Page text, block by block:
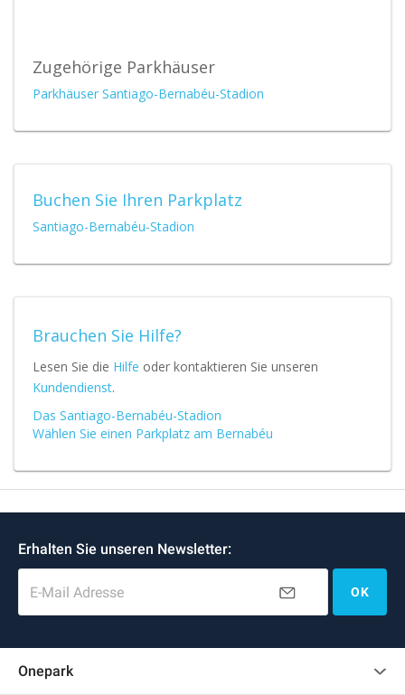
Zugehörige Parkhäuser
Parkhäuser Santiago-Bernabéu-Stadion
Buchen Sie Ihren Parkplatz
Santiago-Bernabéu-Stadion
Brauchen Sie Hilfe?
Lesen Sie die Hilfe oder kontaktieren Sie unseren
Kundendienst.
Das Santiago-Bernabéu-Stadion
Wählen Sie einen Parkplatz am Bernabéu
Erhalten Sie unseren Newsletter:
E-Mail Adresse OK
Onepark